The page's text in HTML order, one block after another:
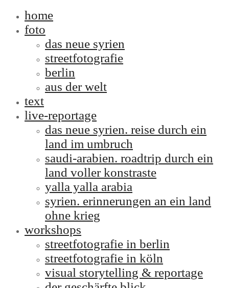
home
foto
das neue syrien
streetfotografie
berlin
aus der welt
text
live-reportage
das neue syrien. reise durch ein
land im umbruch
saudi-arabien. roadtrip durch ein
land voller konstraste
yalla yalla arabia
syrien. erinnerungen an ein land
ohne krieg
workshops
streetfotografie in berlin
streetfotografie in köln
visual storytelling & reportage